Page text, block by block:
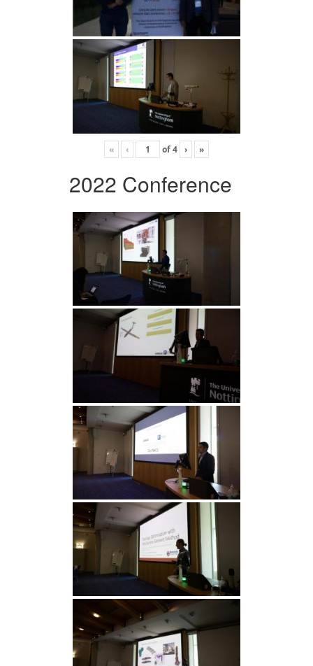
« ‹ of4 › »
2022 Conference